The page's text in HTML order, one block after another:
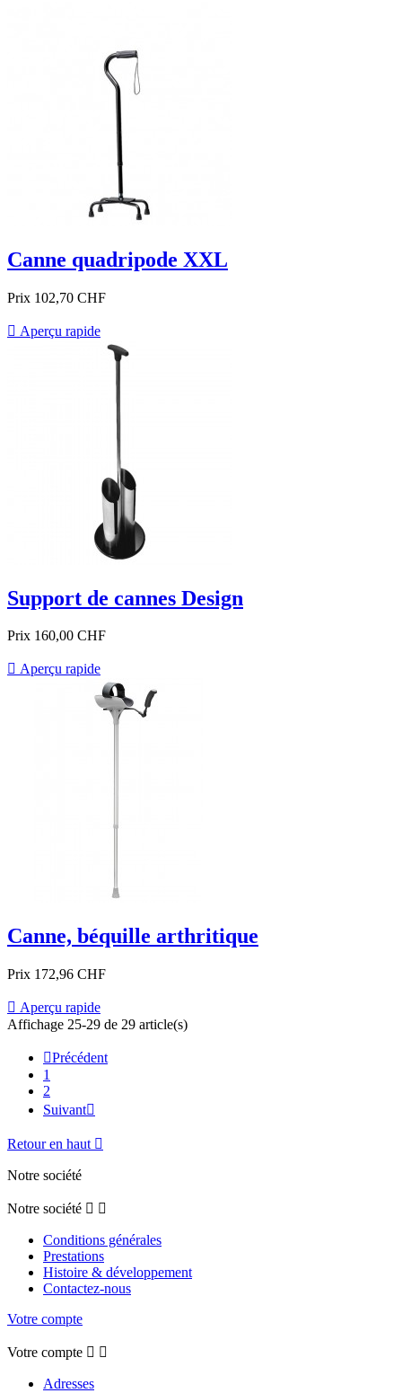
Canne quadripode XXL
Prix 102,70 CHF
 Aperçu rapide
Support de cannes Design
Prix 160,00 CHF
 Aperçu rapide
Canne, béquille arthritique
Prix 172,96 CHF
 Aperçu rapide
Affichage 25-29 de 29 article(s)
Précédent
1
2
Suivant
Retour en haut 
Notre société
Notre société  
Conditions générales
Prestations
Histoire & développement
Contactez-nous
Votre compte
Votre compte  
Adresses